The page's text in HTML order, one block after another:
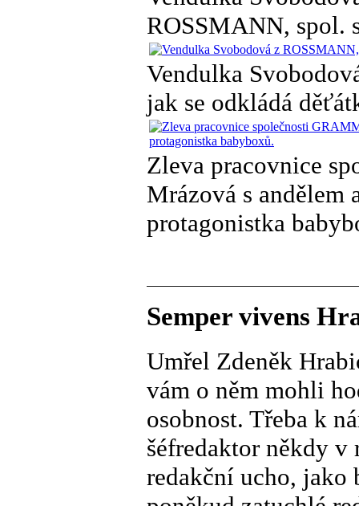
ROSSMANN, spol.
Vendulka
jak se odkládá
Zleva pracovnice
Mrázová s andělem
protagonistka
Semper vivens
Umřel Zdeněk
vám o něm mohli
osobnost. Třeba k
šéfredaktor někdy v
redakční ucho, jako